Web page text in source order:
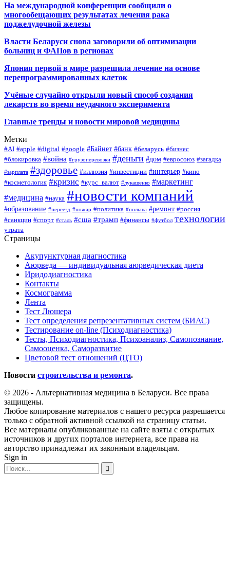
На международной конференции сообщили о
многообещающих результатах лечения рака
поджелудочной железы
Власти Беларуси снова заговорили об оптимизации
больниц и ФАПов в регионах
Япония первой в мире разрешила лечение на основе
перепрограммированных клеток
Учёные случайно открыли новый способ создания
лекарств во время неудачного эксперимента
Главные тренды и новости мировой медицины
Метки
#AI #apple #digital #google #Байнет #банк #беларусь #бизнес
#блокировка #война #грузоперевозки #деньги #дом #евросоюз #загадка
#зарплата #здоровье #иллюзия #инвестиции #интерьер #кино
#косметология #кризис #курс_валют #лукашенко #маркетинг
#медицина #наука #новости компаний
#образование #переезд #пожар #политика #польша #ремонт #россия
#санкции #спорт #сталь #сша #трамп #финансы #футбол технологии
утрата
Страницы
Акупунктурная диагностика
Аюрведа — индивидуальная аюрведическая диета
Иридодиагностика
Контакты
Космограмма
Лента
Тест Люшера
Тест определения репрезентативных систем (БИАС)
Тестирование on-line (Психодиагностика)
Тесты, Психодиагностика, Психоанализ, Самопознание,
Самооценка, Саморазвитие
Цветовой тест отношений (ЦТО)
Новости строительства и ремонта.
© 2026 - Альтернативная медицина в Беларуси. Все права
защищены.
Любое копирование материалов с нашего ресурса разрешается
только с обратной активной ссылкой на страницу статьи.
Все материалы опубликованные на сайте взяты с открытых
источников и других порталов интернета, все права на
авторство принадлежат их законным владельцам.
Sign in